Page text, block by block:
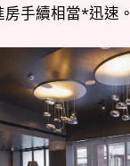
手續相當*迅速。